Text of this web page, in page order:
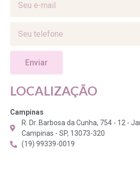
Enviar
LOCALIZAÇÃO
Campinas
R. Dr. Barbosa da Cunha, 754 - 12 -
Campinas - SP, 13073-320
(19) 99339-0019